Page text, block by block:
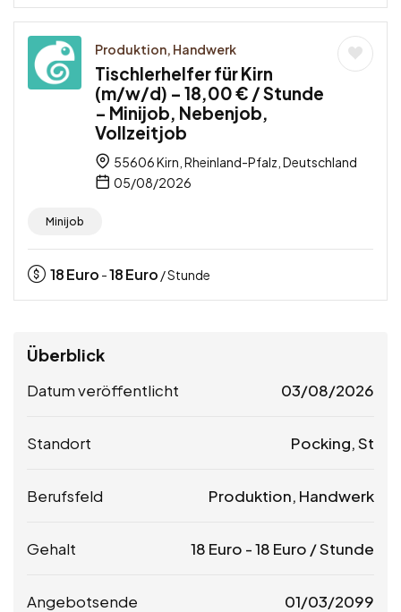
Produktion, Handwerk
Tischlerhelfer für Kirn
(m/w/d) – 18,00 € / Stunde
– Minijob, Nebenjob,
Vollzeitjob
55606 Kirn, Rheinland-Pfalz, Deutschland
05/08/2026
Minijob
18Euro -18Euro / Stunde
Überblick
Datum veröffentlicht 03/08/2026
Standort Pocking, St
Berufsfeld Produktion, Handwerk
Gehalt 18 Euro -18 Euro / Stunde
Angebotsende 01/03/2099